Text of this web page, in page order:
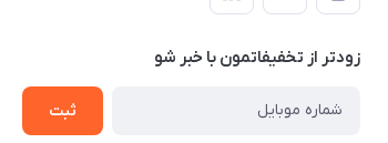
زودتر از تخفیفاتمون با خبر شو
ثبت